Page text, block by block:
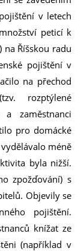
v letech
peticí k
Říšskou radu
pojištění v
na přechod
rozptýlené
a zaměstnanci
pro domácké
méně
byla nižší.
zpožďování) s
Objevily se
pojištění.
knížat ze
(například v